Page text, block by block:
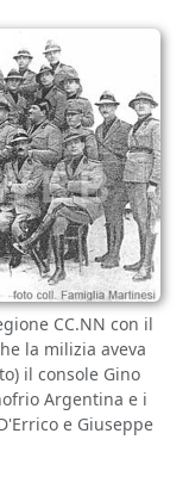
CC.NN con il
la milizia aveva
il console Gino
Argentina e i
e Giuseppe